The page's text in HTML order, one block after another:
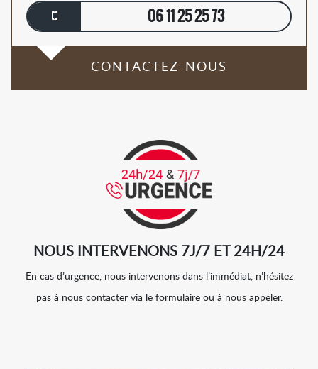
06 11 25 25 73
CONTACTEZ-NOUS
NOUS INTERVENONS 7J/7 ET 24H/24
En cas d’urgence, nous intervenons dans l’immédiat, n’hésitez
pas à nous contacter via le formulaire ou à nous appeler.